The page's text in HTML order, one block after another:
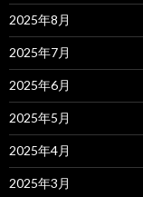
2025年8月
2025年7月
2025年6月
2025年5月
2025年4月
2025年3月